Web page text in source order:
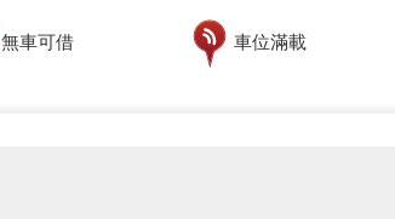
無車可借 車位滿載